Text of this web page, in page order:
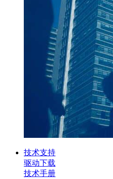
技术支持
驱动下载
技术手册